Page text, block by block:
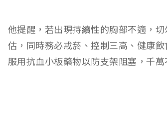
他提醒，若出現持續性的胸部不適，
估，同時務必戒菸、控制三高、健康
服用抗血小板藥物以防支架阻塞，千